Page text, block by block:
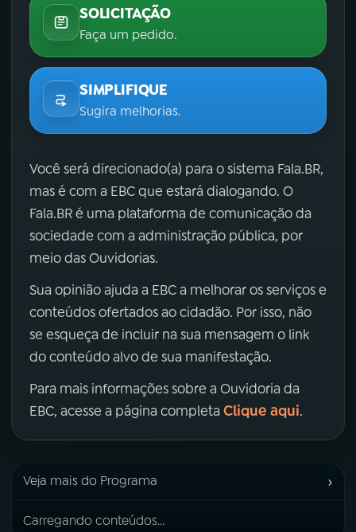
SOLICITAÇÃO
Faça um pedido.
SIMPLIFIQUE
Sugira melhorias.
Você será direcionado(a) para o sistema Fala.BR,
mas é com a EBC que estará dialogando. O
Fala.BR é uma plataforma de comunicação da
sociedade com a administração pública, por
meio das Ouvidorias.
Sua opinião ajuda a EBC a melhorar os serviços e
conteúdos ofertados ao cidadão. Por isso, não
se esqueça de incluir na sua mensagem o link
do conteúdo alvo de sua manifestação.
Para mais informações sobre a Ouvidoria da
EBC, acesse a página completa Clique aqui.
Veja mais do Programa ›
Carregando conteúdos...